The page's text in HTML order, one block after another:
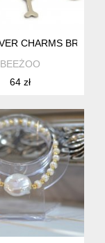
HORSES RED
CHARMS
BEEŻOO
64 zł